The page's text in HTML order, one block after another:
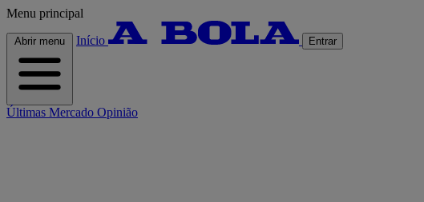
Menu principal
Abrir menu Início Entrar
Últimas Mercado Opinião